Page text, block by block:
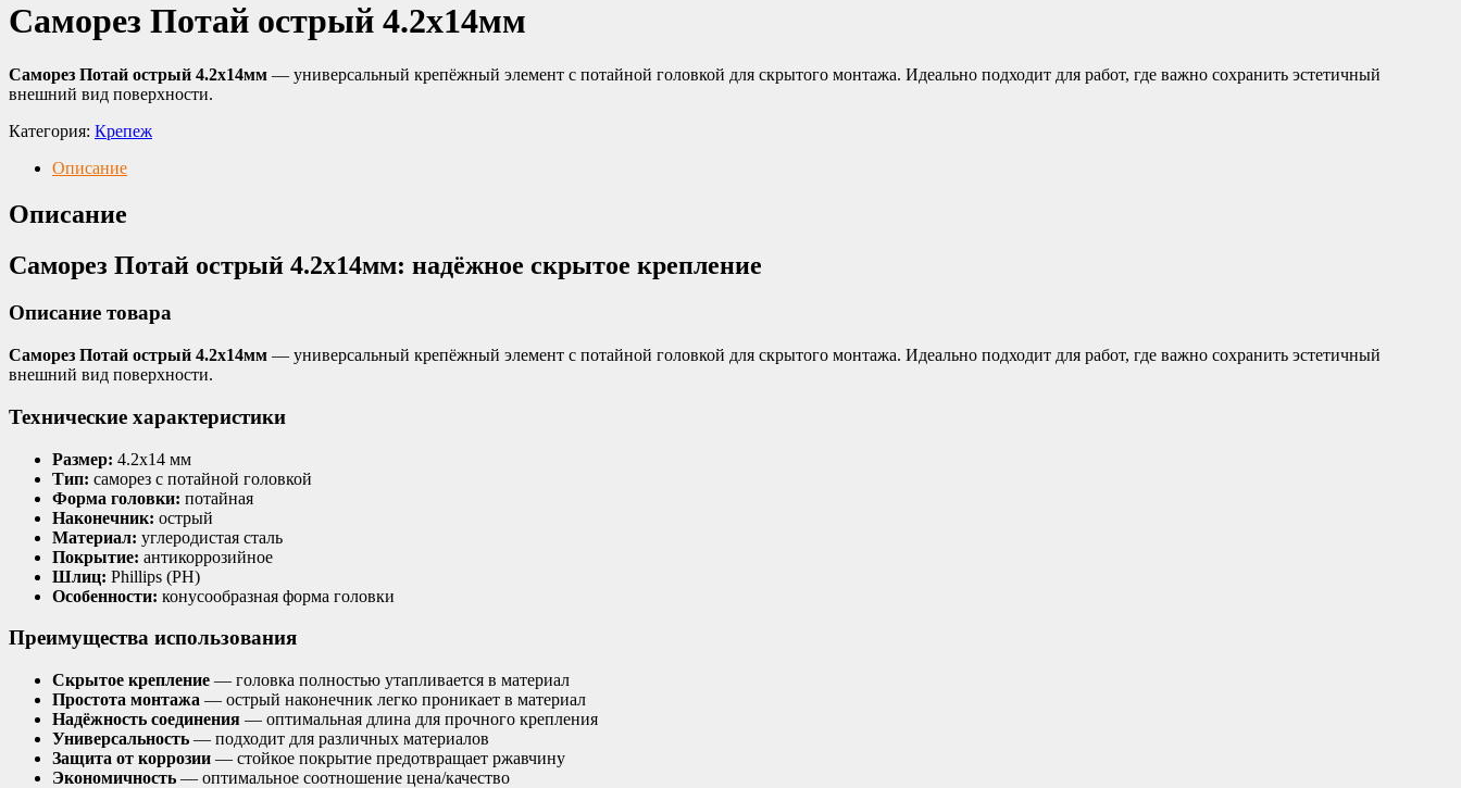
Саморез Потай острый 4.2х14мм
Саморез Потай острый 4.2х14мм — универсальный крепёжный элемент с потайной головкой для скрытого монтажа. Идеально подходит для работ, где важно сохранить эстетичный
внешний вид поверхности.
Категория: Крепеж
Описание
Описание
Саморез Потай острый 4.2х14мм: надёжное скрытое крепление
Описание товара
Саморез Потай острый 4.2х14мм — универсальный крепёжный элемент с потайной головкой для скрытого монтажа. Идеально подходит для работ, где важно сохранить эстетичный
внешний вид поверхности.
Технические характеристики
Размер: 4.2х14 мм
Тип: саморез с потайной головкой
Форма головки: потайная
Наконечник: острый
Материал: углеродистая сталь
Покрытие: антикоррозийное
Шлиц: Phillips (PH)
Особенности: конусообразная форма головки
Преимущества использования
Скрытое крепление — головка полностью утапливается в материал
Простота монтажа — острый наконечник легко проникает в материал
Надёжность соединения — оптимальная длина для прочного крепления
Универсальность — подходит для различных материалов
Защита от коррозии — стойкое покрытие предотвращает ржавчину
Экономичность — оптимальное соотношение цена/качество